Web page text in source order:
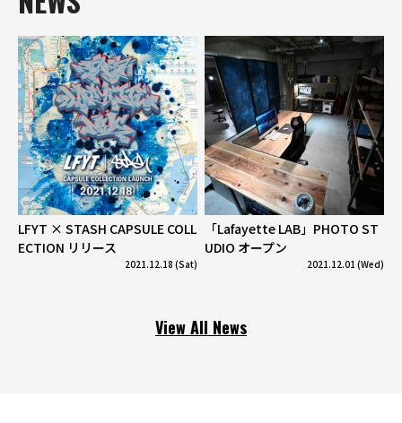
LFYT × STASH CAPSULE COLL
ECTION リリース
2021.12.18 (Sat)
「Lafayette LAB」PHOTO ST
UDIO オープン
2021.12.01 (Wed)
View All News